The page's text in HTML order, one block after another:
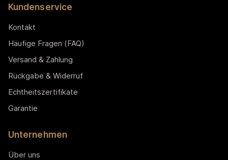
Kundenservice
Kontakt
Häufige Fragen (FAQ)
Versand & Zahlung
Rückgabe & Widerruf
Echtheitszertifikate
Garantie
Unternehmen
Über uns